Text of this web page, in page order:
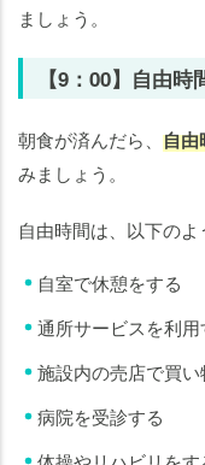
ましょう。
【9：00】自由時
朝食が済んだら、 自由
みましょう。
自由時間は、以下のよ
自室で休憩をする
通所サービスを利用
施設内の売店で買い
病院を受診する